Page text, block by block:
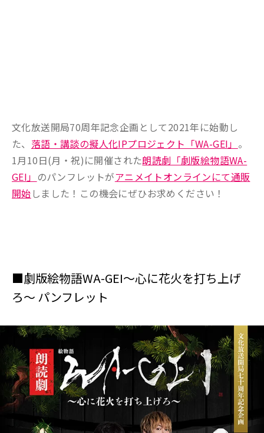
文化放送開局70周年記念企画として2021年に始動し
た、 落語・講談の擬人化IPプロジェクト「WA-GEI」 。
1月10日(月・祝)に開催された朗読劇「劇版絵物語WA-
GEI」 のパンフレットがアニメイトオンラインにて通販
開始 しました！この機会にぜひお求めください！
■劇版絵物語WA-GEI～心に花火を打ち上げ
ろ～ パンフレット